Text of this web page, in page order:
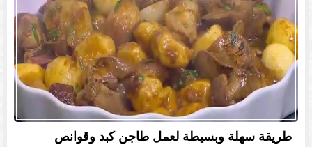
طريقة سهلة وبسيطة لعمل طاجن كبد وقوانص